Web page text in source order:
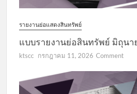
รายงานย่อแสดงสินทรัพย์
แบบรายงานย่อสินทรัพย์ มิถุนา
ktscc กรกฎาคม 11, 2026 Commenton
ราย